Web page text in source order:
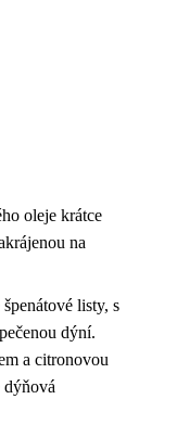
oleje krátce
na
listy, s
dýní.
a citronovou
dýňová